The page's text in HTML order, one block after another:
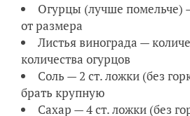
Огурцы (лучше помельче)
от размера
Листья винограда —
количества огурцов
Соль — 2 ст. ложки (без
брать крупную
Сахар — 4 ст. ложки (без